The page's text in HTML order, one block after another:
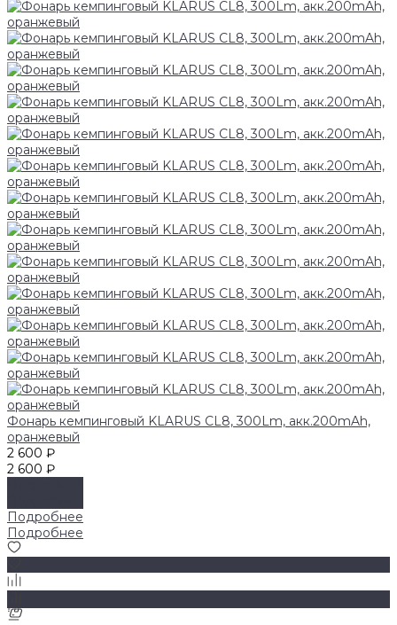
Фонарь кемпинговый KLARUS CL8, 300Lm, акк.200mAh,
оранжевый
2 600 ₽
2 600 ₽
Подробнее
Подробнее